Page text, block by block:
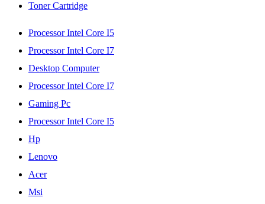
Toner Cartridge
Processor Intel Core I5
Processor Intel Core I7
Desktop Computer
Processor Intel Core I7
Gaming Pc
Processor Intel Core I5
Hp
Lenovo
Acer
Msi